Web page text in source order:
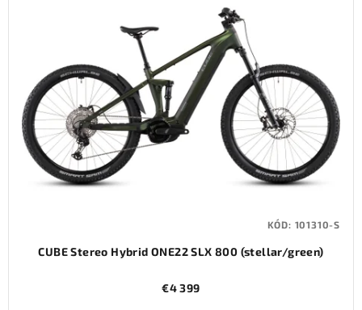
CUBE Stereo Hybrid ONE22 SLX 800 (stellar/green)
€4 399
KÓD: 101310-S